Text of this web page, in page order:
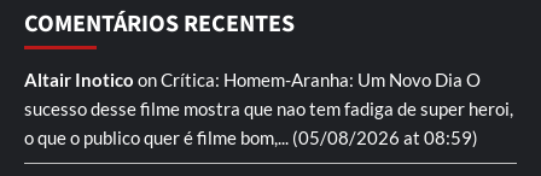
COMENTÁRIOS RECENTES
Altair Inotico onCrítica: Homem-Aranha: Um Novo Dia O
sucesso desse filme mostra que nao tem fadiga de super heroi,
o que o publico quer é filme bom,... (05/08/2026 at 08:59)